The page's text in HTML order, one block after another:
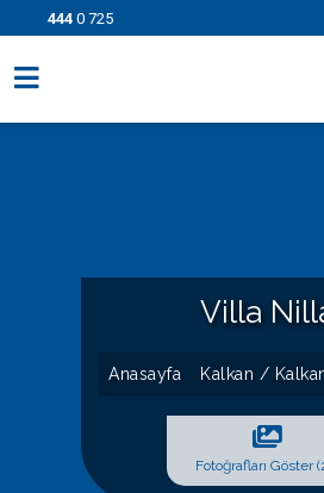
444 0 725
Villa
Anasayfa Kalkan /
Fotoğrafları Göster